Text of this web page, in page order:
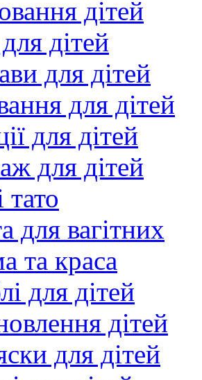
дітей
дітей
для дітей
для дітей
для дітей
для дітей
для вагітних
та краса
для дітей
дітей
для дітей